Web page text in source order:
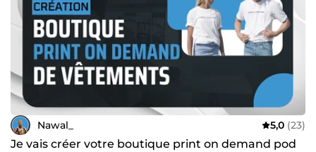
Nawal_ 5,0 (23)
Je vais créer votre boutique print on demand pod